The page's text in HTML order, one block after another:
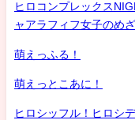
ヒロコンプレックス
ャアラフィフ女子のめ
萌えっふる！
萌えっとこあに！
ヒロシッフル！ヒロシ